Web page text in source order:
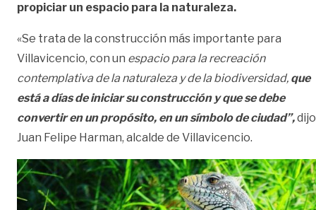
propiciar un espacio para la naturaleza.
«Se trata de la construcción más importante para
Villavicencio, con un espacio para la recreación
contemplativa de la naturaleza y de la biodiversidad, que
está a días de iniciar su construcción y que se debe
convertir en un propósito, en un símbolo de ciudad”,dijo
Juan Felipe Harman, alcalde de Villavicencio.